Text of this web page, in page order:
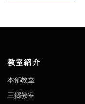
教室紹介
本部教室
三郷教室